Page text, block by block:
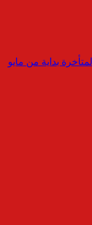
المتأخرة بداية من مايو